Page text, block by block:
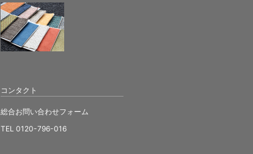
コンタクト
総合お問い合わせフォーム
TEL 0120-796-016